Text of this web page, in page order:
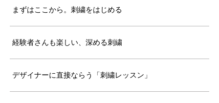
まずはここから。刺繍をはじめる
経験者さんも楽しい、深める刺繍
デザイナーに直接ならう「刺繍レッスン」